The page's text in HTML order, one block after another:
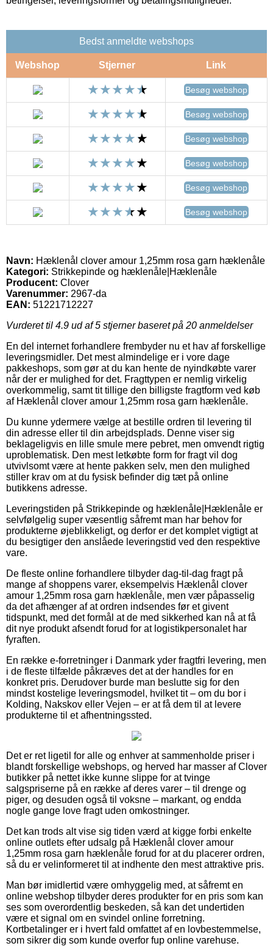
Bedst anmeldte webshops
Webshop Stjerner Link
Besøg webshop
Besøg webshop
Besøg webshop
Besøg webshop
Besøg webshop
Besøg webshop
Navn: Hæklenål clover amour 1,25mm rosa garn hæklenåle
Kategori: Strikkepinde og hæklenåle|Hæklenåle
Producent: Clover
Varenummer: 2967-da
EAN: 51221712227
Vurderet til 4.9 ud af 5 stjerner baseret på 20 anmeldelser
En del internet forhandlere frembyder nu et hav af forskellige
leveringsmidler. Det mest almindelige er i vore dage
pakkeshops, som gør at du kan hente de nyindkøbte varer
når der er mulighed for det. Fragttypen er nemlig virkelig
overkommelig, samt tit tillige den billigste fragtform ved køb
af Hæklenål clover amour 1,25mm rosa garn hæklenåle.
Du kunne ydermere vælge at bestille ordren til levering til
din adresse eller til din arbejdsplads. Denne viser sig
beklageligvis en lille smule mere pebret, men omvendt rigtig
uproblematisk. Den mest letkøbte form for fragt vil dog
utvivlsomt være at hente pakken selv, men den mulighed
stiller krav om at du fysisk befinder dig tæt på online
butikkens adresse.
Leveringstiden på Strikkepinde og hæklenåle|Hæklenåle er
selvfølgelig super væsentlig såfremt man har behov for
produkterne øjeblikkeligt, og derfor er det komplet vigtigt at
du besigtiger den anslåede leveringstid ved den respektive
vare.
De fleste online forhandlere tilbyder dag-til-dag fragt på
mange af shoppens varer, eksempelvis Hæklenål clover
amour 1,25mm rosa garn hæklenåle, men vær påpasselig
da det afhænger af at ordren indsendes før et givent
tidspunkt, med det formål at de med sikkerhed kan nå at få
dit nye produkt afsendt forud for at logistikpersonalet har
fyraften.
En række e-forretninger i Danmark yder fragtfri levering, men
i de fleste tilfælde påkræves det at der handles for en
konkret pris. Derudover burde man beslutte sig for den
mindst kostelige leveringsmodel, hvilket tit – om du bor i
Kolding, Nakskov eller Vejen – er at få dem til at levere
produkterne til et afhentningssted.
Det er ret ligetil for alle og enhver at sammenholde priser i
blandt forskellige webshops, og herved har masser af Clover
butikker på nettet ikke kunne slippe for at tvinge
salgspriserne på en række af deres varer – til drenge og
piger, og desuden også til voksne – markant, og endda
nogle gange love fragt uden omkostninger.
Det kan trods alt vise sig tiden værd at kigge forbi enkelte
online outlets efter udsalg på Hæklenål clover amour
1,25mm rosa garn hæklenåle forud for at du placerer ordren,
så du er velinformeret til at indhente den mest attraktive pris.
Man bør imidlertid være omhyggelig med, at såfremt en
online webshop tilbyder deres produkter for en pris som kan
ses som overordentlig beskeden, så kan det undertiden
være et signal om en svindel online forretning.
Kortbetalinger er i hvert fald omfattet af en lovbestemmelse,
som sikrer dig som kunde overfor fup online varehuse.